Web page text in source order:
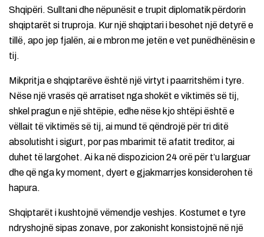
Shqipëri. Sulltani dhe nëpunësit e trupit diplomatik përdorin
shqiptarët si truproja. Kur një shqiptari i besohet një detyrë e
tillë, apo jep fjalën, ai e mbron me jetën e vet punëdhënësin e
tij.
Mikpritja e shqiptarëve është një virtyt i paarritshëm i tyre.
Nëse një vrasës që arratiset nga shokët e viktimës së tij,
shkel pragun e një shtëpie, edhe nëse kjo shtëpi është e
vëllait të viktimës së tij, ai mund të qëndrojë për tri ditë
absolutisht i sigurt, por pas mbarimit të afatit treditor, ai
duhet të largohet. Ai ka në dispozicion 24 orë për t’u larguar
dhe që nga ky moment, dyert e gjakmarrjes konsiderohen të
hapura.
Shqiptarët i kushtojnë vëmendje veshjes. Kostumet e tyre
ndryshojnë sipas zonave, por zakonisht konsistojnë në një